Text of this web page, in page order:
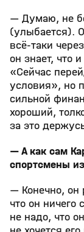
— Думаю, не
(улыбается).
всё-таки
он знает, что
«Сейчас
условия», но
сильной
хороший,
за это
— А как сам
спортсмены
— Конечно, он
что он ничего
не надо, что